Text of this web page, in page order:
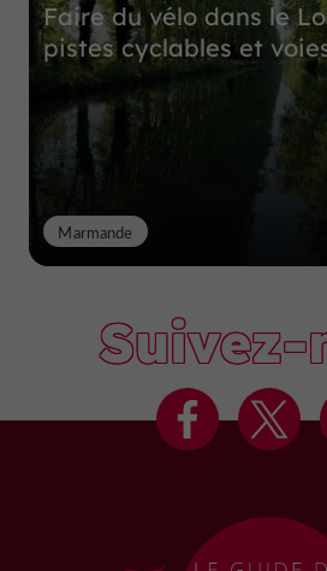
Faire du vélo dans le
pistes cyclables et
Marmande
Suivez-